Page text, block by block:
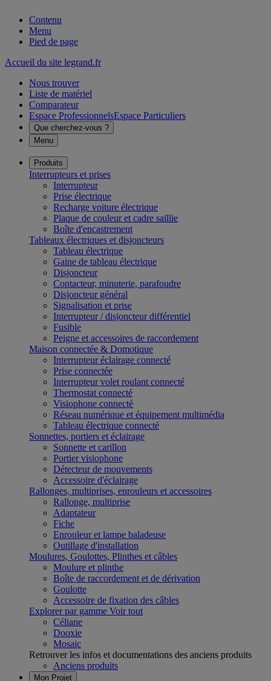
Contenu
Menu
Pied de page
Accueil du site legrand.fr
Nous trouver
Liste de matériel
Comparateur
Espace ProfessionnelsEspace Particuliers
Que cherchez-vous ?
Menu
Produits
Interrupteurs et prises
Interrupteur
Prise électrique
Recharge voiture électrique
Plaque de couleur et cadre saillie
Boîte d'encastrement
Tableaux électriques et disjoncteurs
Tableau électrique
Gaine de tableau électrique
Disjoncteur
Contacteur, minuterie, parafoudre
Disjoncteur général
Signalisation et prise
Interrupteur / disjoncteur différentiel
Fusible
Peigne et accessoires de raccordement
Maison connectée & Domotique
Interrupteur éclairage connecté
Prise connectée
Interrupteur volet roulant connecté
Thermostat connecté
Visiophone connecté
Réseau numérique et équipement multimédia
Tableau électrique connecté
Sonnettes, portiers et éclairage
Sonnette et carillon
Portier visiophone
Détecteur de mouvements
Accessoire d'éclairage
Rallonges, multiprises, enrouleurs et accessoires
Rallonge, multiprise
Adaptateur
Fiche
Enrouleur et lampe baladeuse
Outillage d'installation
Moulures, Goulottes, Plinthes et câbles
Moulure et plinthe
Boîte de raccordement et de dérivation
Goulotte
Accessoire de fixation des câbles
Explorer par gamme Voir tout
Céliane
Dooxie
Mosaic
Retrouver les infos et documentations des anciens produits
Anciens produits
Mon Projet